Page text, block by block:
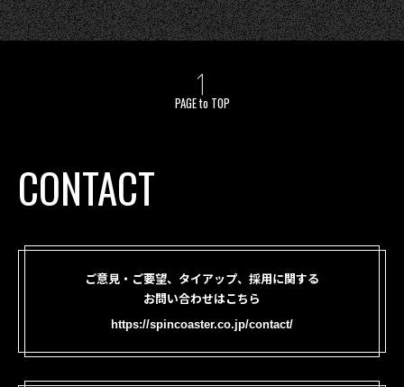
PAGE to TOP
CONTACT
ご意見・ご要望、タイアップ、採用に関する
お問い合わせはこちら
https://spincoaster.co.jp/contact/